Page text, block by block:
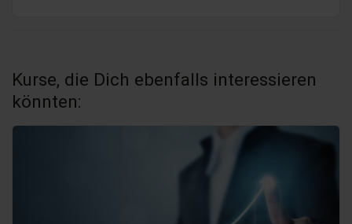
Kurse, die Dich ebenfalls interessieren
könnten: